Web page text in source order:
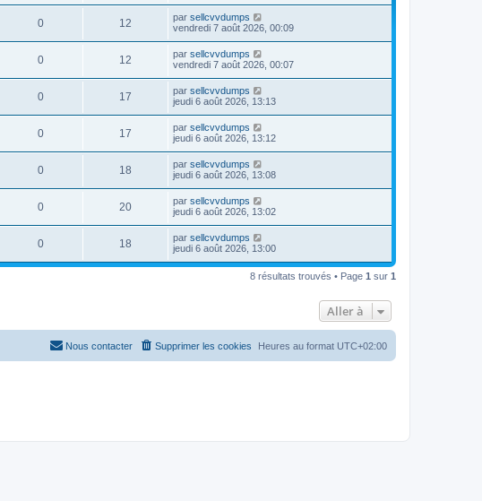
0 12 par sellcvvdumps
vendredi 7 août 2026, 00:09
0 12 par sellcvvdumps
vendredi 7 août 2026, 00:07
0 17 par sellcvvdumps
jeudi 6 août 2026, 13:13
0 17 par sellcvvdumps
jeudi 6 août 2026, 13:12
0 18 par sellcvvdumps
jeudi 6 août 2026, 13:08
0 20 par sellcvvdumps
jeudi 6 août 2026, 13:02
0 18 par sellcvvdumps
jeudi 6 août 2026, 13:00
8 résultats trouvés • Page 1 sur 1
Aller à
Heures au format UTC+02:00
Supprimer les cookies
Nous contacter